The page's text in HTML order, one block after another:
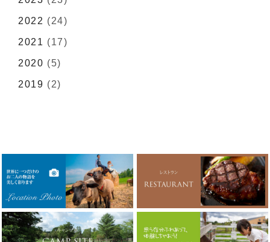
2022 (24)
2021 (17)
2020 (5)
2019 (2)